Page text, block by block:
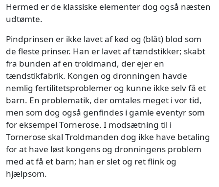
Hermed er de klassiske elementer dog også næsten
udtømte.
Pindprinsen er ikke lavet af kød og (blåt) blod som
de fleste prinser. Han er lavet af tændstikker; skabt
fra bunden af en troldmand, der ejer en
tændstikfabrik. Kongen og dronningen havde
nemlig fertilitetsproblemer og kunne ikke selv få et
barn. En problematik, der omtales meget i vor tid,
men som dog også genfindes i gamle eventyr som
for eksempel Tornerose. I modsætning til i
Tornerose skal Troldmanden dog ikke have betaling
for at have løst kongens og dronningens problem
med at få et barn; han er slet og ret flink og
hjælpsom.